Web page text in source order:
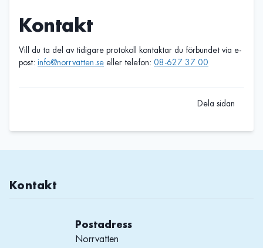
Kontakt
Vill du ta del av tidigare protokoll kontaktar du förbundet via e-
post: info@norrvatten.se eller telefon: 08-627 37 00
Dela sidan
Kontakt
Postadress
Norrvatten